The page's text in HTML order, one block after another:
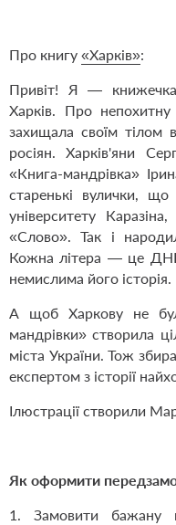
Про книгу «Харків»:
Привіт! Я —
Харків. Про
захищала своїм тілом
росіян. Харків'яни
«Книга-мандрівка»
старенькі вулички,
університету
«Слово». Так і
Кожна літера — це ДНК
немислима його історія.
А щоб Харкову не
мандрівки» створила
міста України. Тож
експертом з історії
Ілюстрації створили
Як оформити
1. Замовити бажану